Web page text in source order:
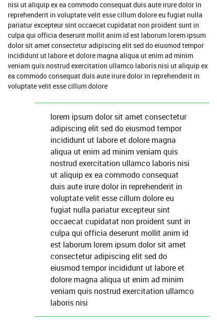
nisi ut aliquip ex ea commodo consequat duis aute irure dolor in
reprehenderit in voluptate velit esse cillum dolore eu fugiat nulla
pariatur excepteur sint occaecat cupidatat non proident sunt in
culpa qui officia deserunt mollit anim id est laborum lorem ipsum
dolor sit amet consectetur adipiscing elit sed do eiusmod tempor
incididunt ut labore et dolore magna aliqua ut enim ad minim
veniam quis nostrud exercitation ullamco laboris nisi ut aliquip ex
ea commodo consequat duis aute irure dolor in reprehenderit in
voluptate velit esse cillum dolore
lorem ipsum dolor sit amet consectetur
adipiscing elit sed do eiusmod tempor
incididunt ut labore et dolore magna
aliqua ut enim ad minim veniam quis
nostrud exercitation ullamco laboris nisi
ut aliquip ex ea commodo consequat
duis aute irure dolor in reprehenderit in
voluptate velit esse cillum dolore eu
fugiat nulla pariatur excepteur sint
occaecat cupidatat non proident sunt in
culpa qui officia deserunt mollit anim id
est laborum lorem ipsum dolor sit amet
consectetur adipiscing elit sed do
eiusmod tempor incididunt ut labore et
dolore magna aliqua ut enim ad minim
veniam quis nostrud exercitation ullamco
laboris nisi